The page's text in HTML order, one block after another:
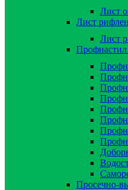
Лист
Лист
Лист
Просечно-